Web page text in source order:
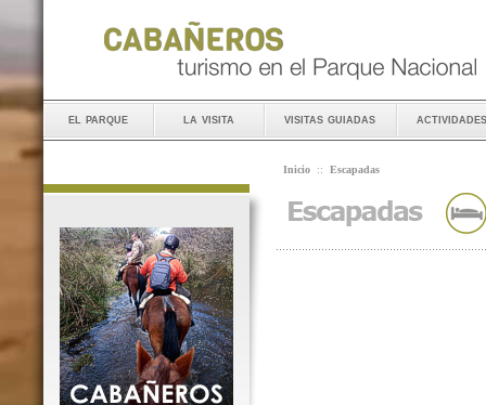
el parque la visita visitas guiadas actividades
Inicio :: Escapadas